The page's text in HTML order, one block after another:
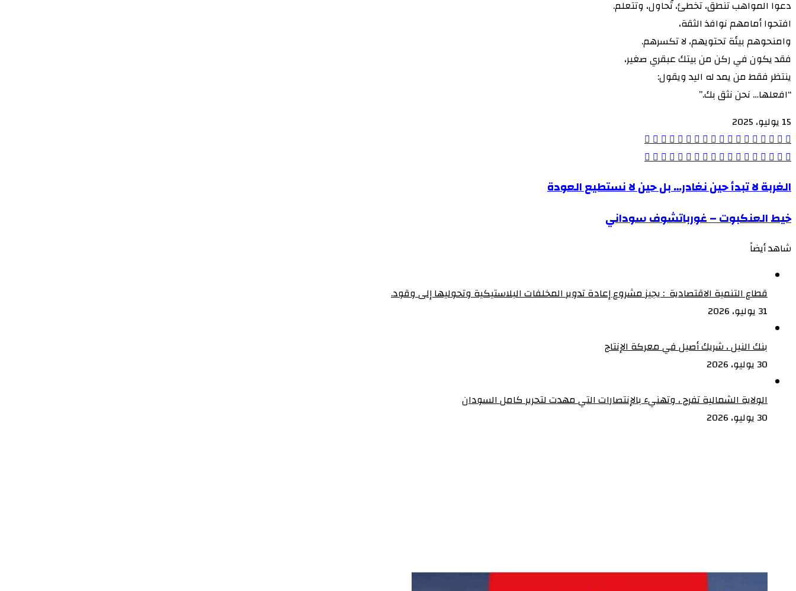
دعوا المواهب تنطق، تخطئ، تُحاول، وتتعلم.
افتحوا أمامهم نوافذ الثقة،
وامنحوهم بيئة تحتويهم، لا تكسرهم.
فقد يكون في ركن من بيتك عبقري صغير،
ينتظر فقط من يمد له اليد ويقول:
“افعلها… نحن نثق بك.”
15 يوليو، 2025
فيسبوك ‫X
لينكدإن
بينتيريست
Odnoklassniki
‫Pocket
سكايب
ماسنجر
ماسنجر
واتساب
تيلقرامڤايبرلاين
مشاركة
عبر
طباعة
فيسبوك ‫X
لينكدإن
بينتيريست
Odnoklassniki
‫Pocket
سكايب
ماسنجر
ماسنجر
واتساب
تيلقرامڤايبرلاين
مشاركة
البريد
طباعة
الغربة
تبدأ
نغادر…
نستطيع
العودة
الغربة لا تبدأ حين نغادر… بل حين لا نستطيع العودة
خيط
–
غورباتشوف
سوداني
خيط العنكبوت – غورباتشوف سوداني
شاهد أيضاً
قطاع التنمية الاقتصادية : يجيز مشروع إعادة تدوير المخلفات البلاستيكية وتحوليها إلى وقود.
31 يوليو، 2026
بنك النيل ، شريك أصيل في معركة الإنتاج‏
30 يوليو، 2026
الولاية الشمالية تفرح ، وتهنيء بالإنتصارات التي مهدت لتحرير كامل السودان
30 يوليو، 2026